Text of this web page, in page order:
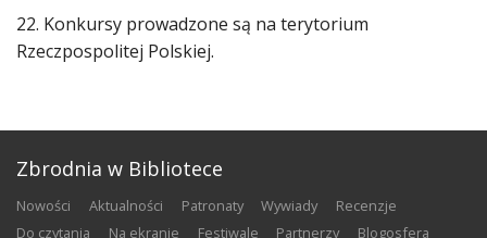
22. Konkursy prowadzone są na terytorium
Rzeczpospolitej Polskiej.
Zbrodnia w Bibliotece
nowości aktualności patronaty wywiady
recenzje
do czytania
na ekranie festiwale partnerzy
blogosfera